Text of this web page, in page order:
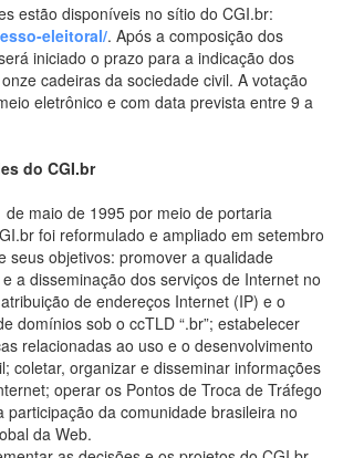
estão disponíveis no sítio do CGI.br:
eleitoral/. Após a composição dos
iniciado o prazo para a indicação dos
cadeiras da sociedade civil. A votação
eletrônico e com data prevista entre 9 a
do CGI.br
de maio de 1995 por meio de portaria
foi reformulado e ampliado em setembro
seus objetivos: promover a qualidade
a disseminação dos serviços de Internet no
de endereços Internet (IP) e o
domínios sob o ccTLD “.br”; estabelecer
relacionadas ao uso e o desenvolvimento
coletar, organizar e disseminar informações
operar os Pontos de Troca de Tráfego
participação da comunidade brasileira no
da Web.